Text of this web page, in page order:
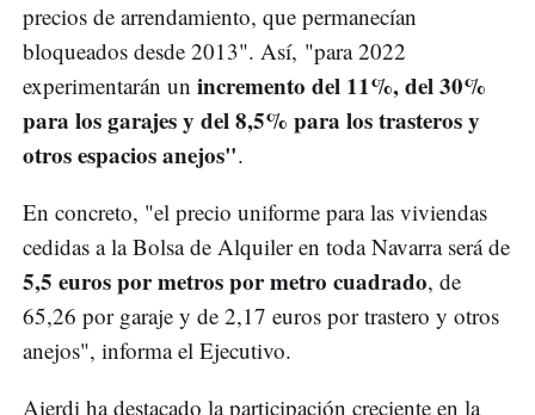
precios de arrendamiento, que permanecían
bloqueados desde 2013". Así, "para 2022
experimentarán un incremento del 11%, del 30%
para los garajes y del 8,5% para los trasteros y
otros espacios anejos".
En concreto, "el precio uniforme para las viviendas
cedidas a la Bolsa de Alquiler en toda Navarra será de
5,5 euros por metros por metro cuadrado, de
65,26 por garaje y de 2,17 euros por trastero y otros
anejos", informa el Ejecutivo.
Aierdi ha destacado la participación creciente en la